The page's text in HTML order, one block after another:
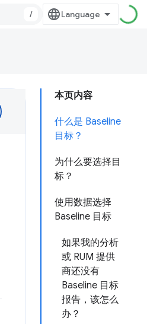
/
本页内容
什么是 Baseline
目标？
为什么要选择目
标？
使用数据选择
Baseline 目标
如果我的分析
或 RUM 提供
商还没有
Baseline 目标
报告，该怎么
办？